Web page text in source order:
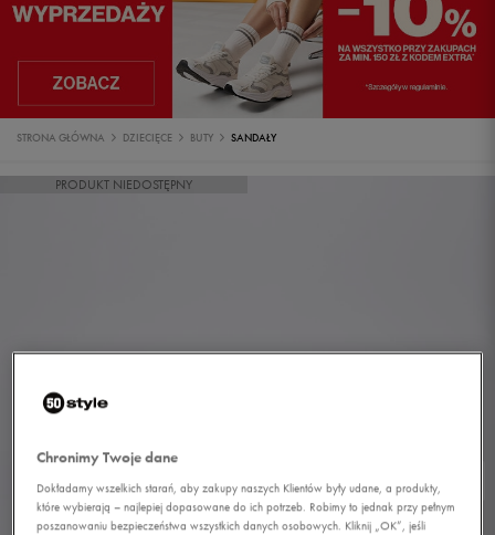
STRONA GŁÓWNA DZIECIĘCE BUTY SANDAŁY
PRODUKT NIEDOSTĘPNY
Chronimy Twoje dane
Dokładamy wszelkich starań, aby zakupy naszych Klientów były udane, a produkty,
które wybierają – najlepiej dopasowane do ich potrzeb. Robimy to jednak przy pełnym
poszanowaniu bezpieczeństwa wszystkich danych osobowych. Kliknij „OK”, jeśli